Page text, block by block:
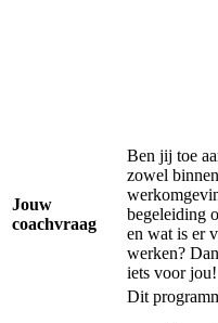
Jouw
coachvraag
Ben jij toe
zowel
begeleiding
en wat is er
werken?
iets voor jou!
Dit